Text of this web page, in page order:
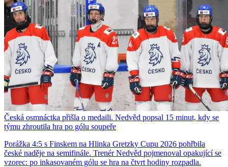
Česká osmnáctka přišla o medaili. Nedvěd popsal 15 minut, kdy se
týmu zhroutila hra po gólu soupeře
Porážka 4:5 s Finskem na Hlinka Gretzky Cupu 2026 pohřbila
české naděje na semifinále. Trenér Nedvěd pojmenoval opakující se
vzorec: po inkasovaném gólu se hra na čtvrt hodiny rozpadla.